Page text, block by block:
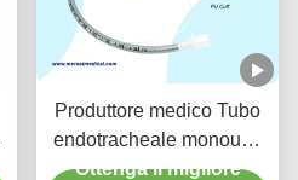
Produttore medico Tubo
endotracheale monouso
rinforzato DEHP libero
Ottenga il migliore